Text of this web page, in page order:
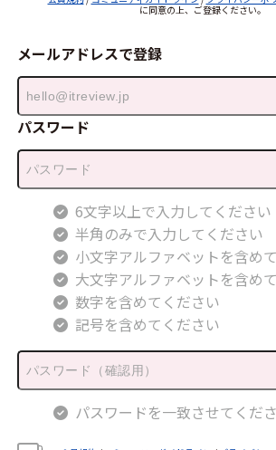
に同意の上、ご登録ください。
メールアドレスで登録
パスワード
6文字以上で入力してください
半角のみで入力してください
小文字アルファベットを含め
大文字アルファベットを含め
数字を含めてください
記号を含めてください
パスワードを一致させてくだ